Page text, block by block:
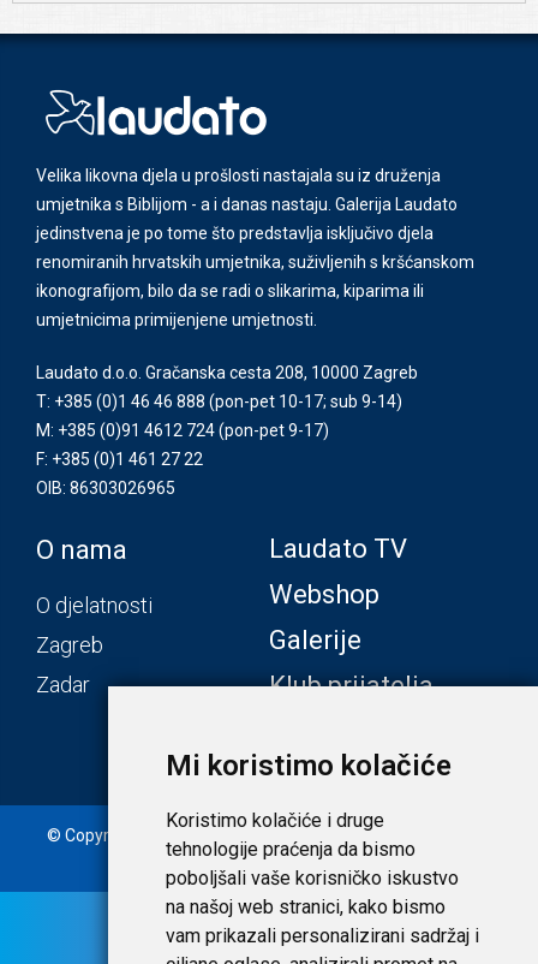
Mi koristimo kolačiće
Koristimo kolačiće i druge
tehnologije praćenja da bismo
poboljšali vaše korisničko iskustvo
na našoj web stranici, kako bismo
vam prikazali personalizirani sadržaj i
Velika likovna djela u prošlosti nastajala su iz druženja
umjetnika s Biblijom - a i danas nastaju. Galerija Laudato
jedinstvena je po tome što predstavlja isključivo djela
renomiranih hrvatskih umjetnika, suživljenih s kršćanskom
ikonografijom, bilo da se radi o slikarima, kiparima ili
umjetnicima primijenjene umjetnosti.
Laudato d.o.o. Gračanska cesta 208, 10000 Zagreb
T: +385 (0)1 46 46 888 (pon-pet 10-17; sub 9-14)
M: +385 (0)91 4612 724(pon-pet 9-17)
F: +385 (0)1 461 27 22
OIB: 86303026965
O nama
O djelatnosti
Zagreb
Zadar
Laudato TV
Webshop
Galerije
Klub prijatelja
© Copyright 2020. Laudato d.o.o. | Tečaj konverzije: 1 EUR =
7,53450 HRK | Uvjeti i privatnost